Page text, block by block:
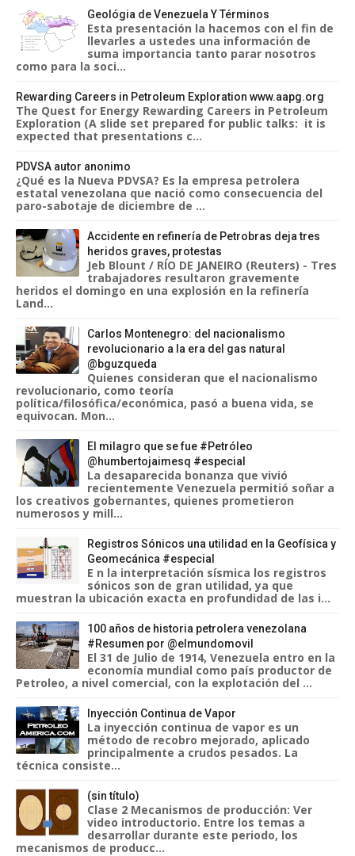
Geológia de Venezuela Y Términos
Esta presentación la hacemos con el fin de
llevarles a ustedes una información de
suma importancia tanto parar nosotros
como para la soci...
Rewarding Careers in Petroleum Exploration www.aapg.org
The Quest for Energy Rewarding Careers in Petroleum
Exploration (A slide set prepared for public talks: it is
expected that presentations c...
PDVSA autor anonimo
¿Qué es la Nueva PDVSA? Es la empresa petrolera
estatal venezolana que nació como consecuencia del
paro-sabotaje de diciembre de ...
Accidente en refinería de Petrobras deja tres
heridos graves, protestas
Jeb Blount / RÍO DE JANEIRO (Reuters) - Tres
trabajadores resultaron gravemente
heridos el domingo en una explosión en la refinería
Land...
Carlos Montenegro: del nacionalismo
revolucionario a la era del gas natural
@bguzqueda
Quienes consideran que el nacionalismo
revolucionario, como teoría
política/filosófica/económica, pasó a buena vida, se
equivocan. Mon...
El milagro que se fue #Petróleo
@humbertojaimesq #especial
La desaparecida bonanza que vivió
recientemente Venezuela permitió soñar a
los creativos gobernantes, quienes prometieron
numerosos y mill...
Registros Sónicos una utilidad en la Geofísica y
Geomecánica #especial
E n la interpretación sísmica los registros
sónicos son de gran utilidad, ya que
muestran la ubicación exacta en profundidad de las i...
100 años de historia petrolera venezolana
#Resumen por @elmundomovil
El 31 de Julio de 1914, Venezuela entro en la
economía mundial como país productor de
Petroleo, a nivel comercial, con la explotación del ...
Inyección Continua de Vapor
La inyección continua de vapor es un
método de recobro mejorado, aplicado
principalmente a crudos pesados. La
técnica consiste...
(sin título)
Clase 2 Mecanismos de producción: Ver
video introductorio. Entre los temas a
desarrollar durante este periodo, los
mecanismos de producc...